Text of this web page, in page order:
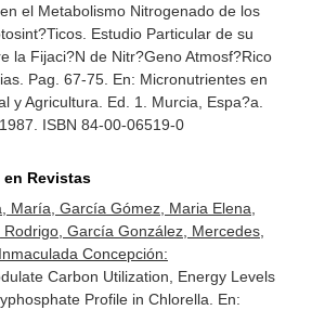
el Metabolismo Nitrogenado de los
Estudio Particular de su
la Fijaci?N de Nitr?Geno Atmosf?Rico
Pag. 67-75. En: Micronutrientes en
y Agricultura . Ed. 1. Murcia, Espa?a.
ISBN 84-00-06519-0
Revistas
María, García Gómez, Maria Elena,
García González, Mercedes,
Concepción:
Carbon Utilization, Energy Levels
Profile in Chlorella. En: